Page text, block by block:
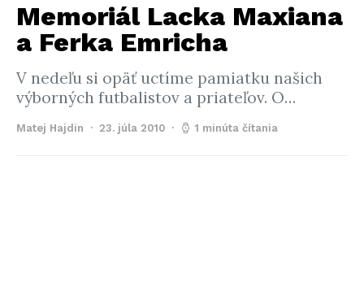
Memoriál Lacka Maxiana
a Ferka Emricha
V nedeľu si opäť uctíme pamiatku našich
výborných futbalistov a priateľov. O…
Matej Hajdin 23. júla 2010 1 minúta čítania